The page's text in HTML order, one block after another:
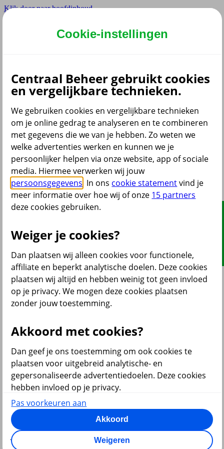
Klik door naar hoofdinhoud
Contact
Over ons
Disclaimer
Veiligheid
Privacy
Fraudebeleid
Cookie-instellingen
Centraal Beheer is onderdeel van
Cookie-instellingen
Centraal Beheer gebruikt cookies
en vergelijkbare technieken.
We gebruiken cookies en vergelijkbare technieken
om je online gedrag te analyseren en te combineren
met gegevens die we van je hebben. Zo weten we
welke advertenties werken en kunnen we je
persoonlijker helpen via onze website, app of sociale
media. Hiermee verwerken wij jouw
persoonsgegevens . In ons cookie statementvind je
meer informatie over hoe wij of onze 15 partners
deze cookies gebruiken.
Weiger je cookies?
Dan plaatsen wij alleen cookies voor functionele,
affiliate en beperkt analytische doelen. Deze cookies
plaatsen wij altijd en hebben weinig tot geen invloed
op je privacy. We mogen deze cookies plaatsen
zonder jouw toestemming.
Akkoord met cookies?
Dan geef je ons toestemming om ook cookies te
plaatsen voor uitgebreid analytische- en
gepersonaliseerde advertentiedoelen. Deze cookies
hebben invloed op je privacy.
Zelf je voorkeuren aanpassen?
Je bepaalt zelf voor welke doelen wij cookies mogen
Pas voorkeuren aan
Akkoord
Weigeren